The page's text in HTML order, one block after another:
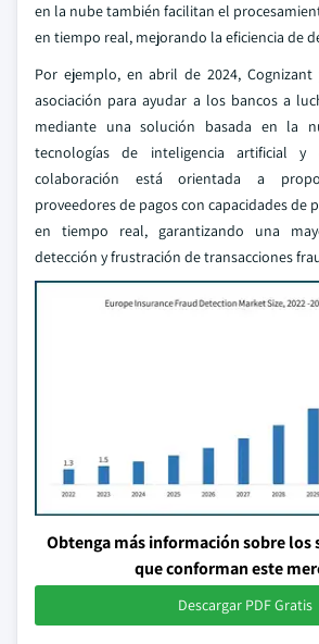
en la nube también facilitan el
en tiempo real, mejorando la eficiencia de
Por ejemplo, en abril de 2024, Cognizant
asociación para ayudar a los bancos a
mediante una solución basada en la
tecnologías de inteligencia artificial y
colaboración está orientada a
proveedores de pagos con capacidades de
en tiempo real, garantizando una
detección y frustración de transacciones
Obtenga más información sobre los
que conforman este
Descargar PDF Gratis